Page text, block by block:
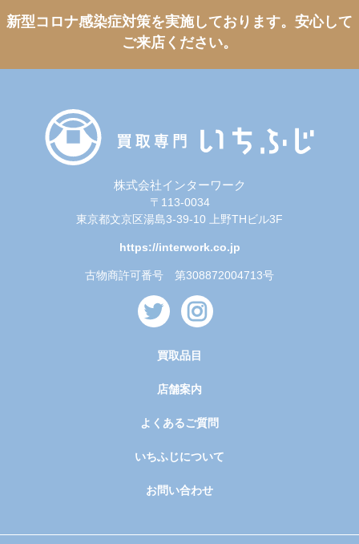
新型コロナ感染症対策を実施しております。 安心して
ご来店ください。
株式会社インターワーク
〒113-0034
東京都文京区湯島3-39-10 上野THビル3F
https://interwork.co.jp
古物商許可番号 第308872004713号
買取品目
店舗案内
よくあるご質問
いちふじについて
お問い合わせ